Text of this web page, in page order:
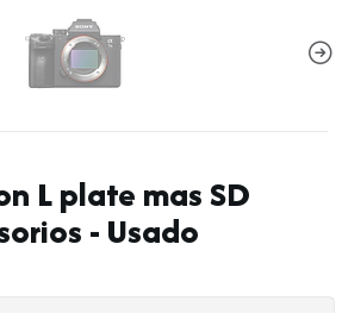
L plate mas SD
- Usado